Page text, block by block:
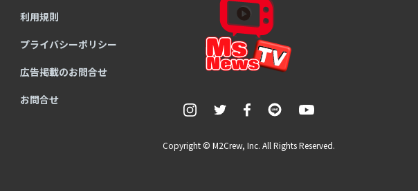
利用規則
プライバシーポリシー
広告掲載のお問合せ
お問合せ
Copyright © M2Crew, Inc. All Rights Reserved.